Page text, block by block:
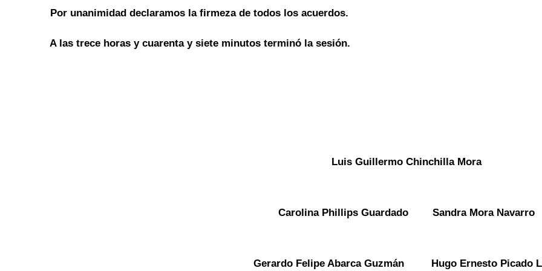
Por unanimidad declaramos la firmeza de todos los acuerdos.
A las trece horas y cuarenta y siete minutos terminó la sesión.
Luis Guillermo Chinchilla Mora
Carolina Phillips Guardado Sandra Mora Navarro
Gerardo Felipe Abarca Guzmán Hugo Ernesto Picado